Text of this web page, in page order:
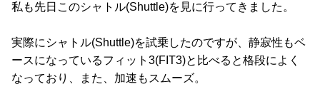
私も先日このシャトル(Shuttle)を見に行ってきました。
実際にシャトル(Shuttle)を試乗したのですが、静寂性もベ
ースになっているフィット3(FIT3)と比べると格段によく
なっており、また、加速もスムーズ。